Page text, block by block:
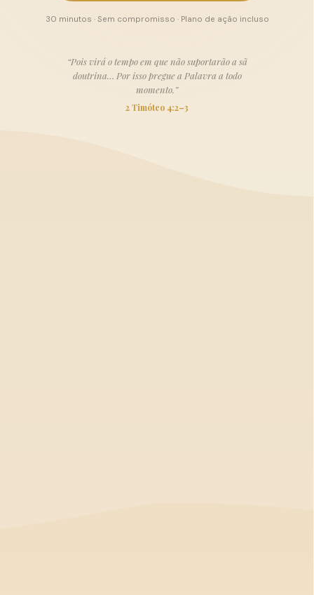
30 minutos · Sem compromisso · Plano de ação incluso
“Pois virá o tempo em que não suportarão a sã
doutrina… Por isso pregue a Palavra a todo
momento.”
2 Timóteo 4:2–3